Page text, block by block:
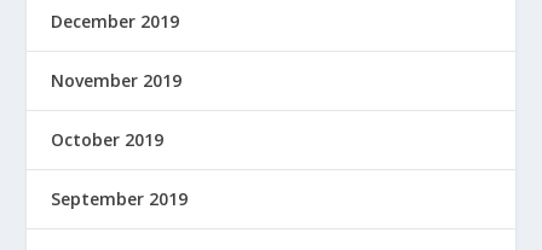
December 2019
November 2019
October 2019
September 2019